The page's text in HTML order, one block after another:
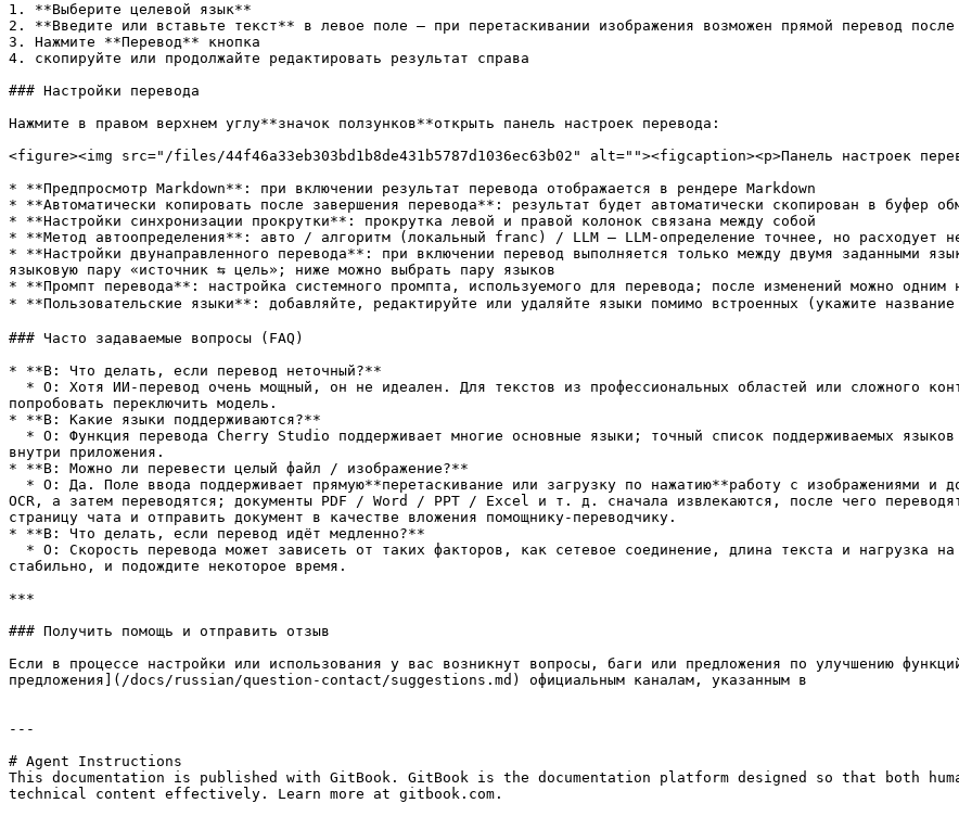
1. **Выберите целевой язык**
2. **Введите или вставьте текст** в левое поле — при перетаскивании изображения возможен прямой перевод после
3. Нажмите **Перевод** кнопка
4. скопируйте или продолжайте редактировать результат справа
### Настройки перевода
Нажмите в правом верхнем углу**значок ползунков**открыть панель настроек перевода:
<figure><img src="/files/44f46a33eb303bd1b8de431b5787d1036ec63b02" alt=""><figcaption><p>Панель настроек
* **Предпросмотр Markdown**: при включении результат перевода отображается в рендере Markdown
* **Автоматически копировать после завершения перевода**: результат будет автоматически скопирован в буфер
* **Настройки синхронизации прокрутки**: прокрутка левой и правой колонок связана между собой
* **Метод автоопределения**: авто / алгоритм (локальный franc) / LLM — LLM-определение точнее, но расходует
* **Настройки двунаправленного перевода**: при включении перевод выполняется только между двумя заданными
языковую пару «источник ⇆ цель»; ниже можно выбрать пару языков
* **Промпт перевода**: настройка системного промпта, используемого для перевода; после изменений можно одним
* **Пользовательские языки**: добавляйте, редактируйте или удаляйте языки помимо встроенных (укажите
### Часто задаваемые вопросы (FAQ)
* **В: Что делать, если перевод неточный?**
попробовать переключить модель.
* **В: Какие языки поддерживаются?**
внутри приложения.
* **В: Можно ли перевести целый файл / изображение?**
OCR, а затем переводятся; документы PDF / Word / PPT / Excel и т. д. сначала извлекаются, после чего
страницу чата и отправить документ в качестве вложения помощнику-переводчику.
* **В: Что делать, если перевод идёт медленно?**
стабильно, и подождите некоторое время.
***
### Получить помощь и отправить отзыв
Если в процессе настройки или использования у вас возникнут вопросы, баги или предложения по улучшению
предложения](/docs/russian/question-contact/suggestions.md) официальным каналам, указанным в
---
# Agent Instructions
This documentation is published with GitBook. GitBook is the documentation platform designed so that both
technical content effectively. Learn more at gitbook.com.